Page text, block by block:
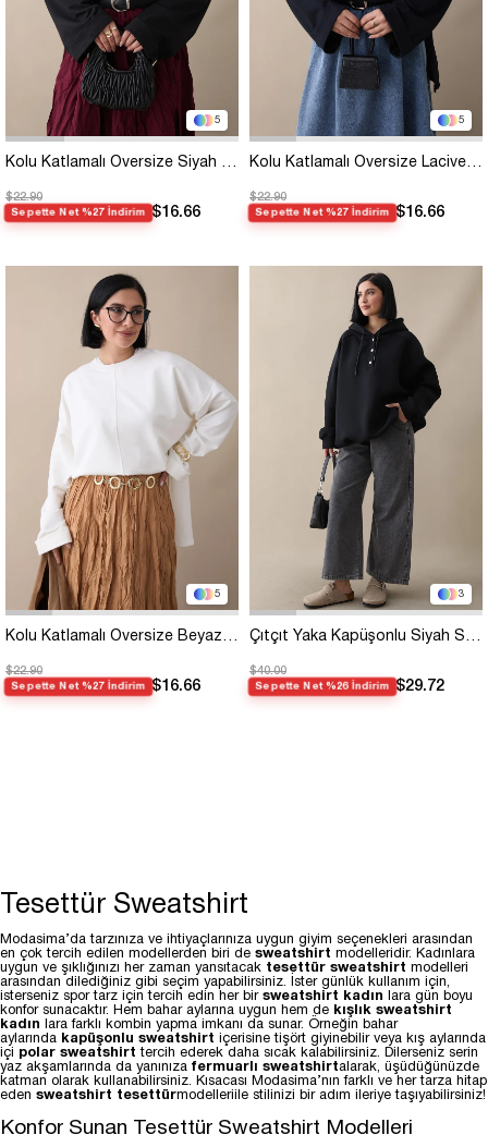
5
Kolu Katlamalı Oversize Siyah Sweat
$22.90
Sepette Net %27 İndirim $16.66
5
Kolu Katlamalı Oversize Lacivert Sweat
$22.90
Sepette Net %27 İndirim $16.66
5
Kolu Katlamalı Oversize Beyaz Sweat
$22.90
Sepette Net %27 İndirim $16.66
3
Çıtçıt Yaka Kapüşonlu Siyah Sweat
$40.00
Sepette Net %26 İndirim $29.72
Tesettür Sweatshirt
Modasima’da tarzınıza ve ihtiyaçlarınıza uygun giyim seçenekleri arasından
en çok tercih edilen modellerden biri de sweatshirt modelleridir. Kadınlara
uygun ve şıklığınızı her zaman yansıtacak tesettür sweatshirt modelleri
arasından dilediğiniz gibi seçim yapabilirsiniz. İster günlük kullanım için,
isterseniz spor tarz için tercih edin her bir sweatshirt kadın
lara gün boyu
konfor sunacaktır. Hem bahar aylarına uygun hem de kışlık sweatshirt
kadın
lara farklı kombin yapma imkanı da sunar. Örneğin bahar
aylarında kapüşonlu sweatshirt içerisine tişört giyinebilir veya kış aylarında
içi polar sweatshirttercih ederek daha sıcak kalabilirsiniz. Dilerseniz serin
yaz akşamlarında da yanınıza fermuarlı sweatshirtalarak, üşüdüğünüzde
katman olarak kullanabilirsiniz. Kısacası Modasima’nın farklı ve her tarza hitap
eden sweatshirt tesettürmodelleriile stilinizi bir adım ileriye taşıyabilirsiniz!
Konfor Sunan Tesettür Sweatshirt Modelleri